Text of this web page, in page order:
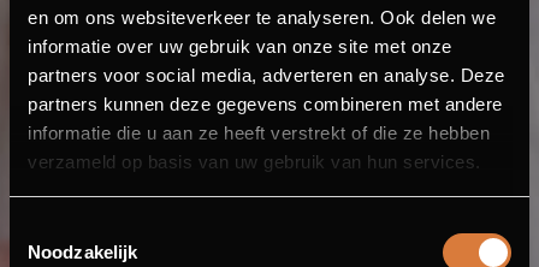
en om ons websiteverkeer te analyseren. Ook delen we
informatie over uw gebruik van onze site met onze
partners voor social media, adverteren en analyse. Deze
partners kunnen deze gegevens combineren met andere
informatie die u aan ze heeft verstrekt of die ze hebben
verzameld op basis van uw gebruik van hun services.
Noodzakelijk